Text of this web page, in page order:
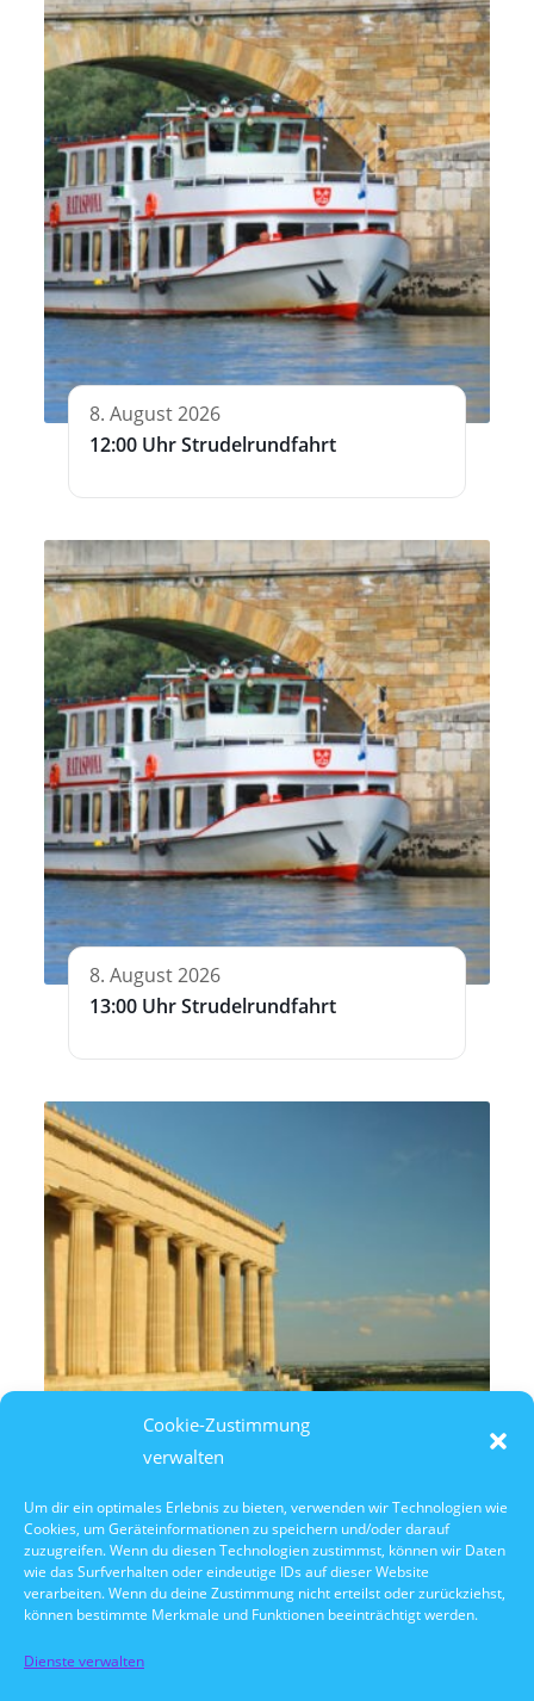
Cookie-Zustimmung
verwalten
Um dir ein optimales Erlebnis zu bieten, verwenden wir Technologien wie
Cookies, um Geräteinformationen zu speichern und/oder darauf
zuzugreifen. Wenn du diesen Technologien zustimmst, können wir Daten
wie das Surfverhalten oder eindeutige IDs auf dieser Website
verarbeiten. Wenn du deine Zustimmung nicht erteilst oder zurückziehst,
können bestimmte Merkmale und Funktionen beeinträchtigt werden.
Dienste verwalten
8. August 2026
12:00 Uhr Strudelrundfahrt
8. August 2026
13:00 Uhr Strudelrundfahrt
8. August 2026
14:30 Uhr Walhalla Schifffahrt